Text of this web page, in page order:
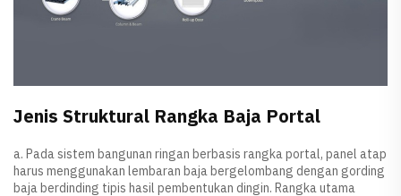
Jenis Struktural Rangka Baja Portal
a. Pada sistem bangunan ringan berbasis rangka portal, panel atap
harus menggunakan lembaran baja bergelombang dengan gording
baja berdinding tipis hasil pembentukan dingin. Rangka utama